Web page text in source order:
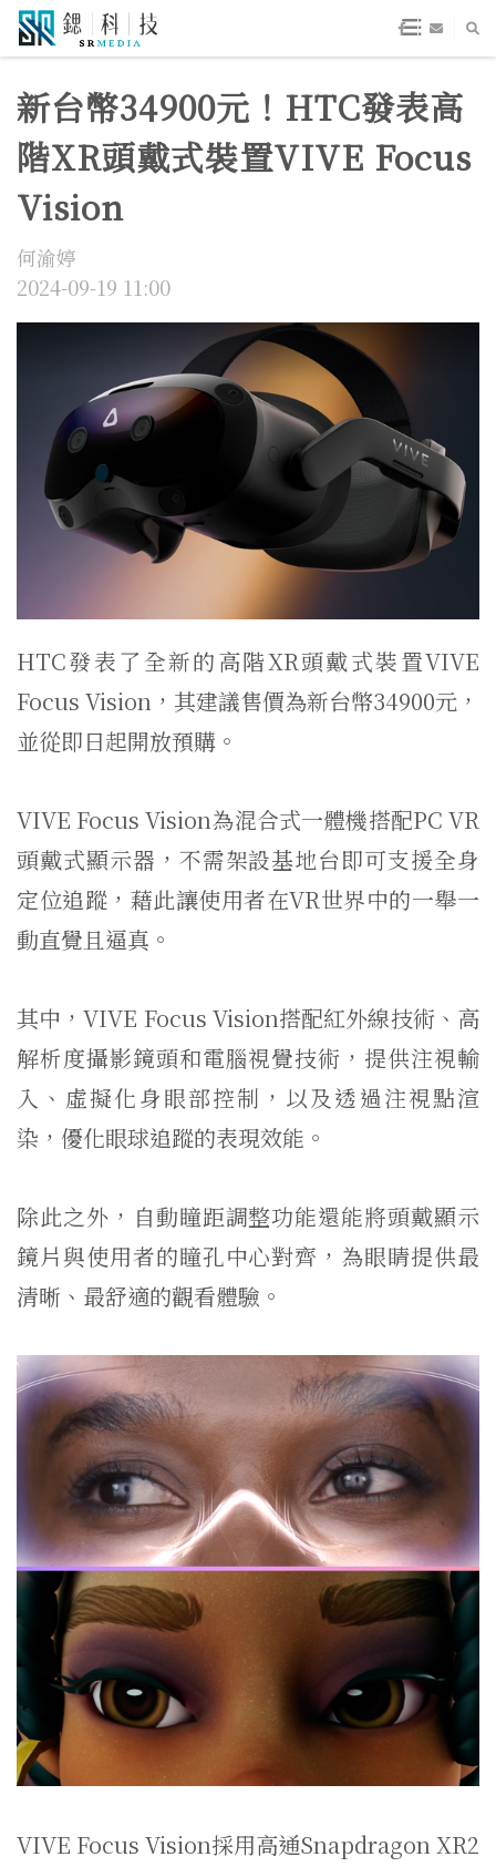
新台幣34900元！HTC發表高
階XR頭戴式裝置VIVE Focus
Vision
何渝婷
2024-09-19 11:00
HTC發表了全新的高階XR頭戴式裝置VIVE
Focus Vision，其建議售價為新台幣34900元，
並從即日起開放預購。
VIVE Focus Vision為混合式一體機搭配PC VR
頭戴式顯示器，不需架設基地台即可支援全身
定位追蹤，藉此讓使用者在VR世界中的一舉一
動直覺且逼真。
其中，VIVE Focus Vision搭配紅外線技術、高
解析度攝影鏡頭和電腦視覺技術，提供注視輸
入、虛擬化身眼部控制，以及透過注視點渲
染，優化眼球追蹤的表現效能。
除此之外，自動瞳距調整功能還能將頭戴顯示
鏡片與使用者的瞳孔中心對齊，為眼睛提供最
清晰、最舒適的觀看體驗。
VIVE Focus Vision採用高通Snapdragon XR2